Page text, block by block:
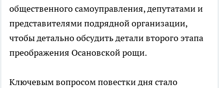
общественного самоуправления, депутатами и
представителями подрядной организации,
чтобы детально обсудить детали второго этапа
преображения Осановской рощи.
Ключевым вопросом повестки дня стало